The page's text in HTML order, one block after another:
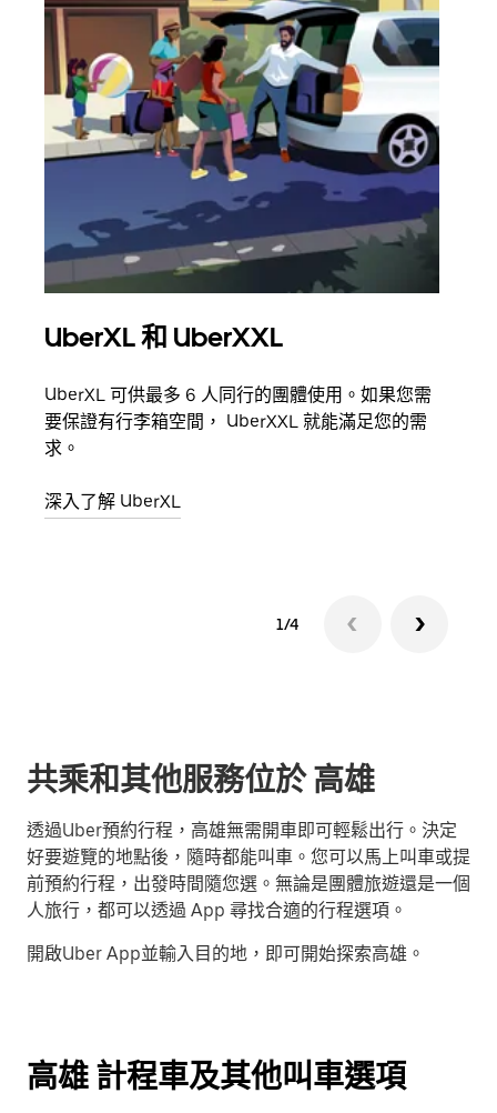
UberXL 和 UberXXL
UberXL 可供最多 6 人同行的團體使用。如果您需
要保證有行李箱空間， UberXXL 就能滿足您的需
求。
深入了解 UberXL
1/4
共乘和其他服務位於 高雄
透過Uber預約行程，高雄無需開車即可輕鬆出行。決定
好要遊覽的地點後，隨時都能叫車。您可以馬上叫車或提
前預約行程，出發時間隨您選。無論是團體旅遊還是一個
人旅行，都可以透過 App 尋找合適的行程選項。
開啟Uber App並輸入目的地，即可開始探索高雄。
高雄 計程車及其他叫車選項